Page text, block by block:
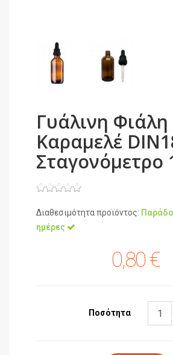
Γυάλινη Φιάλη
Καραμελέ
Σταγονόμετρο
Διαθεσιμότητα προϊόντος:
ημέρες
0,80 €
Ποσότητα